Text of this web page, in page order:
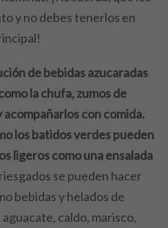
y no debes tenerlos en
de bebidas azucaradas
la chufa, zumos de
con comida.
los batidos verdes pueden
ligeros como una ensalada
se pueden hacer
bebidas y helados de
caldo, marisco,